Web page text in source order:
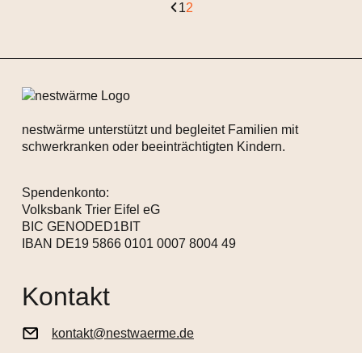
Zurück zur letzten Seite
Gehe zur Seite
1Gehe zur Seite
2
nestwärme unterstützt und begleitet Familien mit
schwerkranken oder beeinträchtigten Kindern.
Spendenkonto:
Volksbank Trier Eifel eG
BIC GENODED1BIT
IBAN DE19 5866 0101 0007 8004 49
Kontakt
kontakt@nestwaerme.de